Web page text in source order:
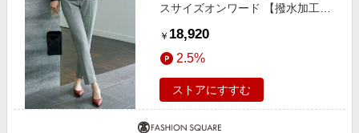
スサイズオンワード 【撥水加工・
パード パンツ モノトーン系チェッ
ク 32
￥ 18,920
2.5%
ストアにすすむ